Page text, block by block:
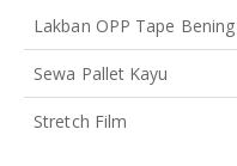
Lakban OPP Tape Bening
Sewa Pallet Kayu
Stretch Film